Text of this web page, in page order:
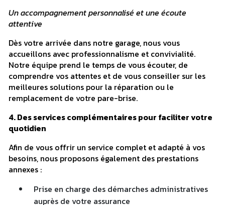
Un accompagnement personnalisé et une écoute
attentive
Dès votre arrivée dans notre garage, nous vous
accueillons avec professionnalisme et convivialité.
Notre équipe prend le temps de vous écouter, de
comprendre vos attentes et de vous conseiller sur les
meilleures solutions pour la réparation ou le
remplacement de votre pare-brise.
4. Des services complémentaires pour faciliter votre
quotidien
Afin de vous offrir un service complet et adapté à vos
besoins, nous proposons également des prestations
annexes :
Prise en charge des démarches administratives
auprès de votre assurance